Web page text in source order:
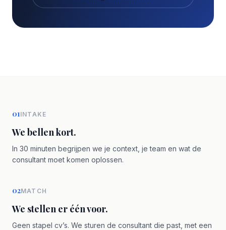
01INTAKE
We bellen kort.
In 30 minuten begrijpen we je context, je team en wat de
consultant moet komen oplossen.
02MATCH
We stellen er één voor.
Geen stapel cv’s. We sturen de consultant die past, met een